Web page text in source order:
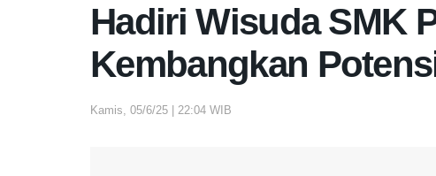
Hadiri Wisuda SMK
Kembangkan
Kamis, 05/6/25 | 22:04 WIB